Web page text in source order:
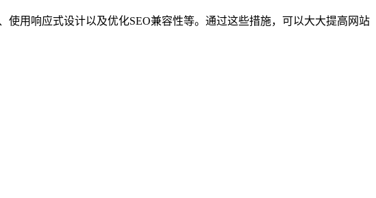
用响应式设计以及优化SEO兼容性等。通过这些措施，可以大大提高网站